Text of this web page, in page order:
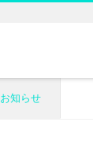
お知らせ